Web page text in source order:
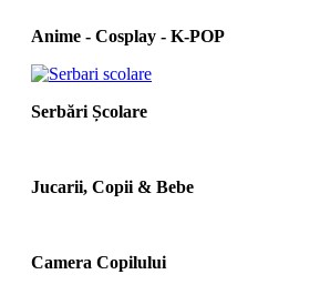
Anime - Cosplay - K‑POP
Serbări Școlare
Jucarii, Copii & Bebe
Camera Copilului